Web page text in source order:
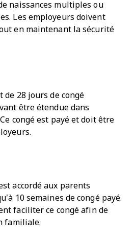
naissances multiples ou
Les employeurs doivent
en maintenant la sécurité
de 28 jours de congé
être étendue dans
congé est payé et doit être
accordé aux parents
10 semaines de congé payé.
faciliter ce congé afin de
familiale.